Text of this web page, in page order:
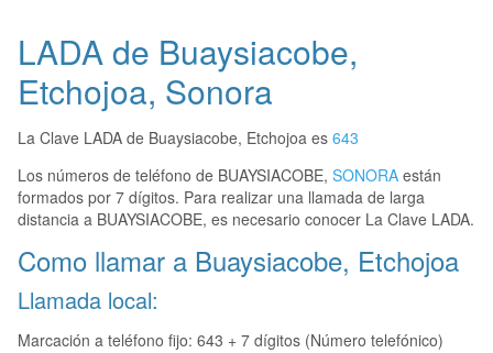
LADA de Buaysiacobe,
Etchojoa, Sonora
La Clave LADA de Buaysiacobe, Etchojoa es 643
Los números de teléfono de BUAYSIACOBE, SONORA están
formados por 7 dígitos. Para realizar una llamada de larga
distancia a BUAYSIACOBE, es necesario conocer La Clave LADA.
Como llamar a Buaysiacobe, Etchojoa
Llamada local:
Marcación a teléfono fijo: 643 + 7 dígitos (Número telefónico)